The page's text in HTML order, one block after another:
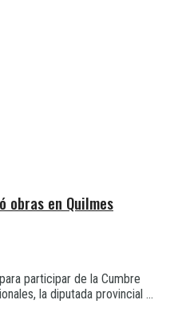
obras en Quilmes
participar de la Cumbre
la diputada provincial ...